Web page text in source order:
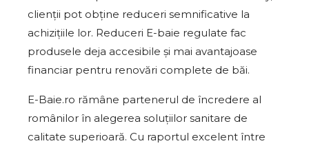
clienții pot obține reduceri semnificative la
achizițiile lor. Reduceri E-baie regulate fac
produsele deja accesibile și mai avantajoase
financiar pentru renovări complete de băi.
E-Baie.ro rămâne partenerul de încredere al
românilor în alegerea soluțiilor sanitare de
calitate superioară. Cu raportul excelent între